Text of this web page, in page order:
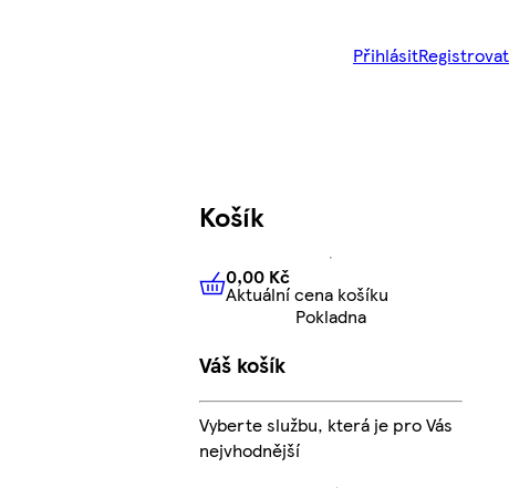
PřihlásitRegistrovat
Košík
0,00 KčAktuální cena košíku
0,00 Kč
Aktuální cena košíku
Pokladna
Váš košík
Vyberte službu, která je pro Vás
nejvhodnější